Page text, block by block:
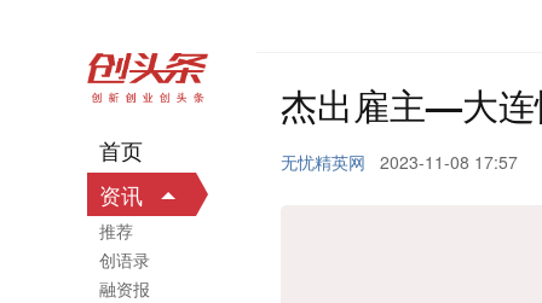
杰出雇主—大连
无忧精英网 2023-11-08 17:57
首页
资讯
推荐
创语录
融资报